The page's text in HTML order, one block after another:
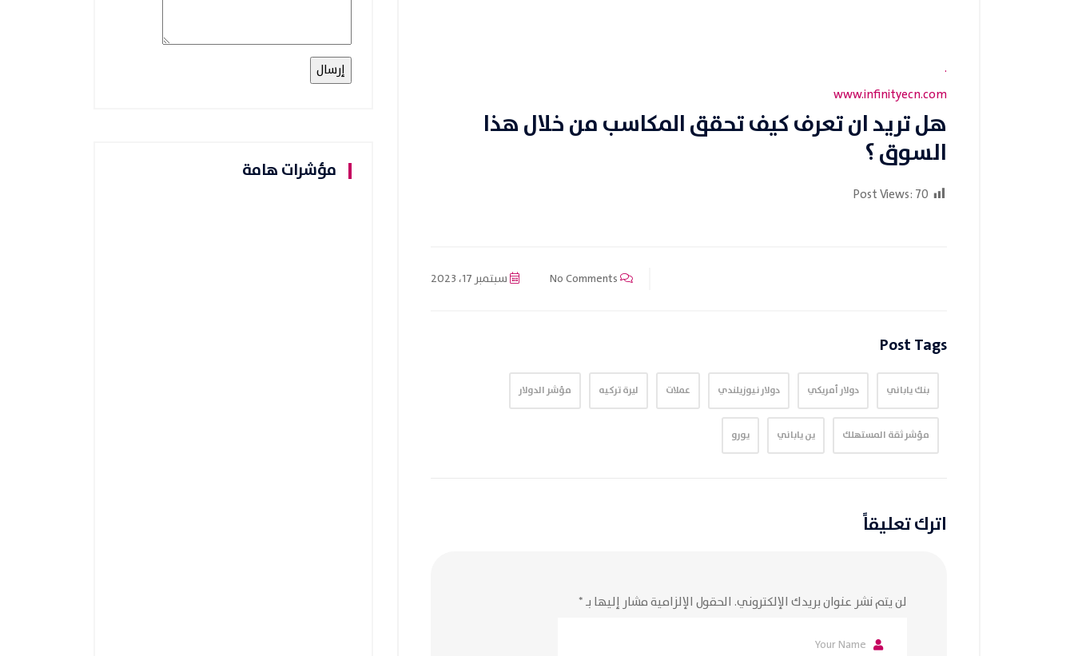
.
www.infinityecn.com
هل تريد ان تعرف كيف تحقق المكاسب من خلال هذا
السوق ؟
Post Views: 70
سبتمبر 17، 2023
Post Tags
بنك ياباني دولار أمريكي دولار نيوزيلندي عملات ليرة تركيه مؤشر الدولار
مؤشر ثقة المستهلك ين ياباني يورو
اترك تعليقاً
لن يتم نشر عنوان بريدك الإلكتروني. الحقول الإلزامية مشار إليها بـ*
مؤشرات هامة